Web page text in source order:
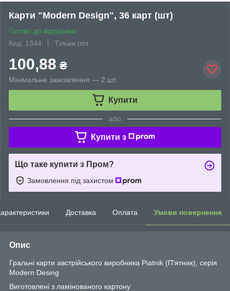
Карти "Modern Design", 36 карт (шт)
Готово до відправки
Код: 1344
Тільки опт
100,88 ₴
Мінімальне замовлення — 2 шт.
Купити
або
Купити з
Що таке купити з Пром?
Замовлення під захистом
Доставка Оплата Умови повернення
Опис
Гральні карти австрійського виробника Piatnik (П'ятник), серія
Modern Desing
Виготовлені з ламінованого картону